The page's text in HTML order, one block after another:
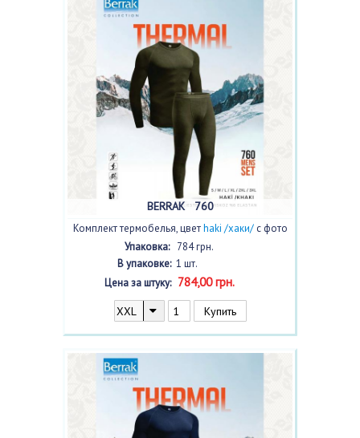
BERRAK 760
Комплект термобелья, цветhaki /хаки/с фото
Упаковка: 784 грн.
В упаковке:1 шт.
Цена за штуку:784,00 грн.